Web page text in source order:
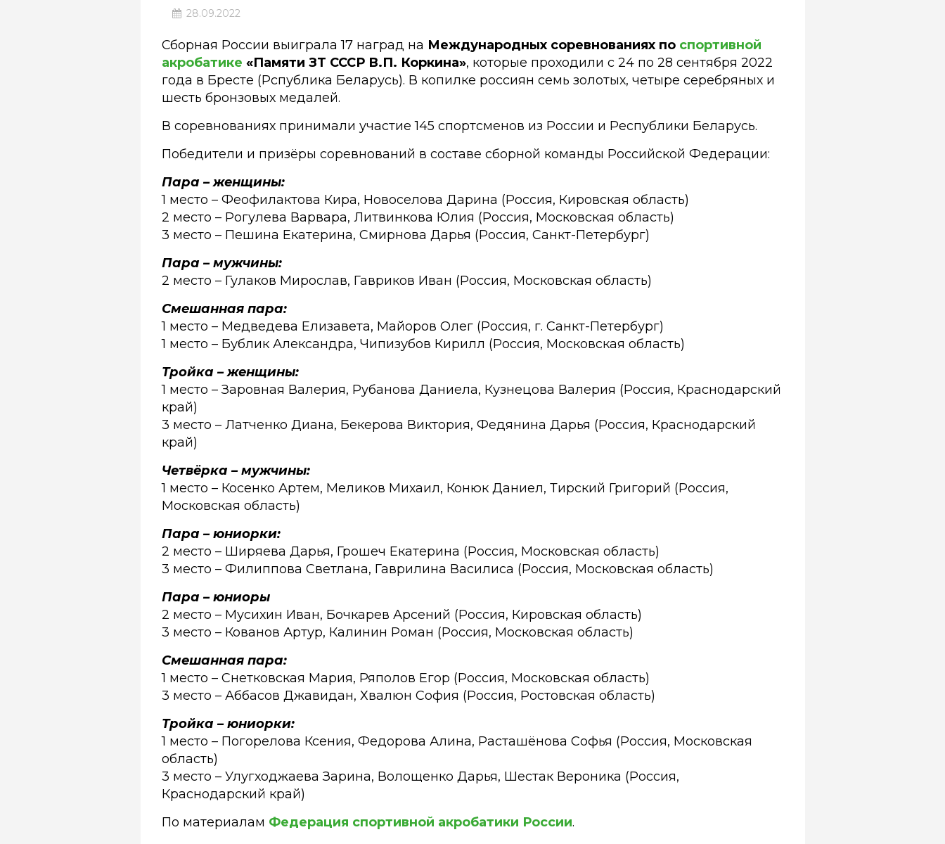
28.09.2022
Сборная России выиграла 17 наград на Международных соревнованиях по спортивной
акробатике «Памяти ЗТ СССР В.П. Коркина», которые проходили с 24 по 28 сентября 2022
года в Бресте (Рспублика Беларусь). В копилке россиян семь золотых, четыре серебряных и
шесть бронзовых медалей.
В соревнованиях принимали участие 145 спортсменов из России и Республики Беларусь.
Победители и призёры соревнований в составе сборной команды Российской Федерации:
Пара – женщины:
1 место – Феофилактова Кира, Новоселова Дарина (Россия, Кировская область)
2 место – Рогулева Варвара, Литвинкова Юлия (Россия, Московская область)
3 место – Пешина Екатерина, Смирнова Дарья (Россия, Санкт-Петербург)
Пара – мужчины:
2 место – Гулаков Мирослав, Гавриков Иван (Россия, Московская область)
Смешанная пара:
1 место – Медведева Елизавета, Майоров Олег (Россия, г. Санкт-Петербург)
1 место – Бублик Александра, Чипизубов Кирилл (Россия, Московская область)
Тройка – женщины:
1 место – Заровная Валерия, Рубанова Даниела, Кузнецова Валерия (Россия, Краснодарский
край)
3 место – Латченко Диана, Бекерова Виктория, Федянина Дарья (Россия, Краснодарский
край)
Четвёрка – мужчины:
1 место – Косенко Артем, Меликов Михаил, Конюк Даниел, Тирский Григорий (Россия,
Московская область)
Пара – юниорки:
2 место – Ширяева Дарья, Грошеч Екатерина (Россия, Московская область)
3 место – Филиппова Светлана, Гаврилина Василиса (Россия, Московская область)
Пара – юниоры
2 место – Мусихин Иван, Бочкарев Арсений (Россия, Кировская область)
3 место – Кованов Артур, Калинин Роман (Россия, Московская область)
Смешанная пара:
1 место – Снетковская Мария, Ряполов Егор (Россия, Московская область)
3 место – Аббасов Джавидан, Хвалюн София (Россия, Ростовская область)
Тройка – юниорки:
1 место – Погорелова Ксения, Федорова Алина, Расташёнова Софья (Россия, Московская
область)
3 место – Улугходжаева Зарина, Волощенко Дарья, Шестак Вероника (Россия,
Краснодарский край)
По материалам Федерация спортивной акробатики России.